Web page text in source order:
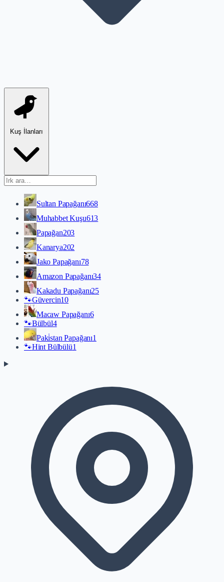
Kuş İlanları
Sultan Papağanı668
Muhabbet Kuşu613
Papağan203
Kanarya202
Jako Papağanı78
Amazon Papağanı34
Kakadu Papağanı25
🐾Güvercin10
Macaw Papağanı6
🐾Bülbül4
Paki̇stan Papağanı1
🐾Hint Bülbülü1